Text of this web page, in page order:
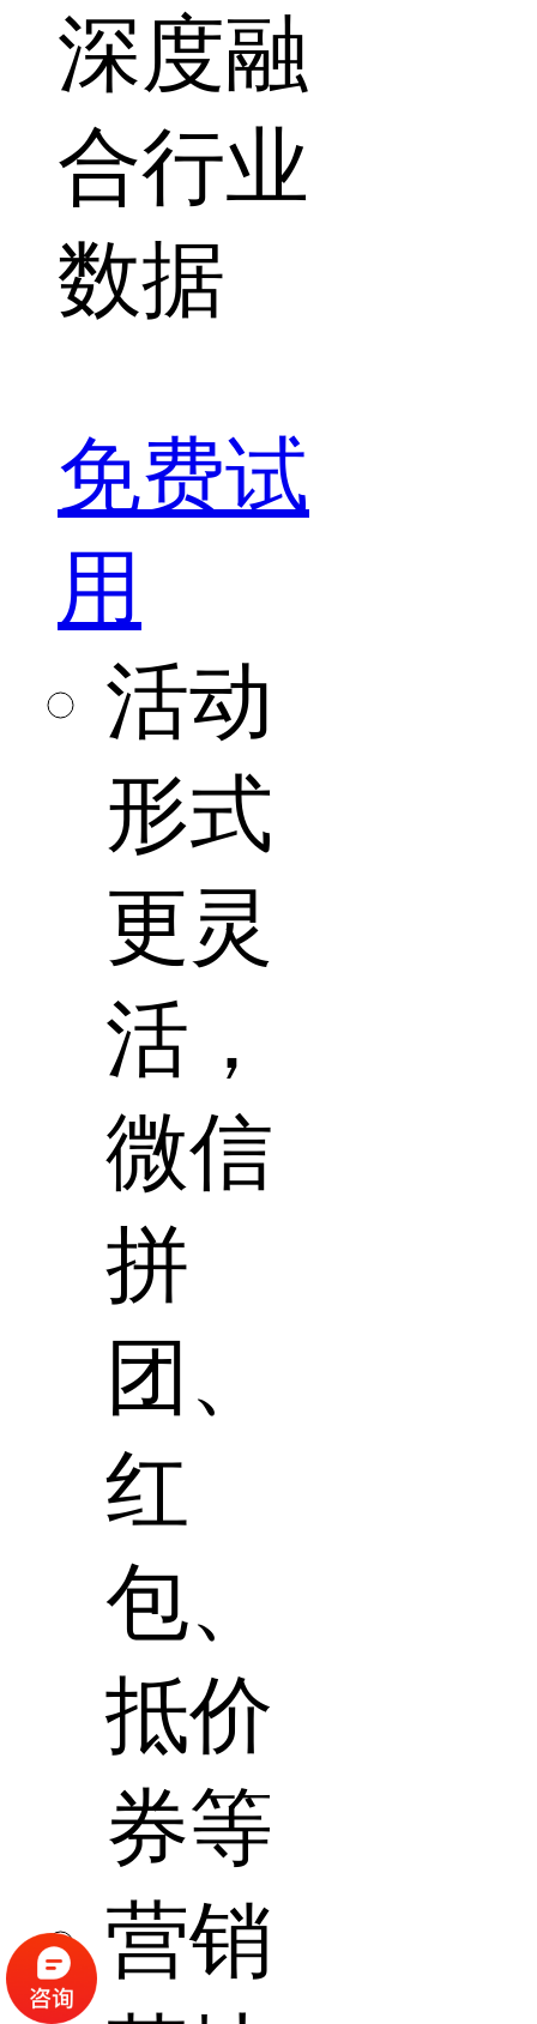
深度融
合行业
数据
免费试
用
活动
形式
更灵
活，
微信
拼
团、
红
包、
抵价
券等
营销